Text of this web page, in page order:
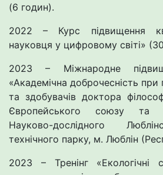
(6 годин).
2022 – Курс підвищення
науковця у цифровому світі»
2023 – Міжнародне
«Академічна доброчесність при
та здобувачів доктора
Європейського союзу та
Науково-дослідного
технічного парку, м. Люблін
2023 – Тренінг